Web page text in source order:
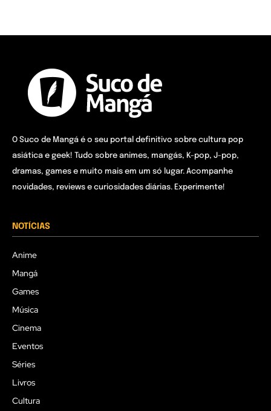
O Suco de Mangá é o seu portal definitivo sobre cultura pop
asiática e geek! Tudo sobre animes, mangás, K-pop, J-pop,
dramas, games e muito mais em um só lugar. Acompanhe
novidades, reviews e curiosidades diárias. Experimente!
NOTÍCIAS
Anime
Mangá
Games
Música
Cinema
Eventos
Séries
Livros
Cultura